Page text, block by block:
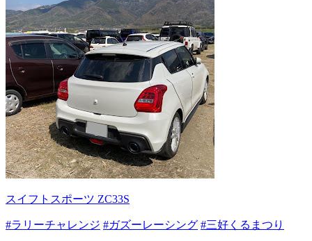
スイフトスポーツ ZC33S
#ラリーチャレンジ #ガズーレーシング #三好くるまつり